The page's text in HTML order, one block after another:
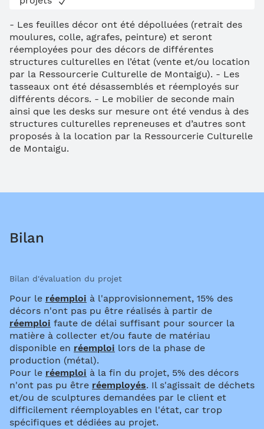
- Les feuilles décor ont été dépolluées (retrait des
moulures, colle, agrafes, peinture) et seront
réemployées pour des décors de différentes
structures culturelles en l’état (vente et/ou location
par la Ressourcerie Culturelle de Montaigu). - Les
tasseaux ont été désassemblés et réemployés sur
différents décors. - Le mobilier de seconde main
ainsi que les desks sur mesure ont été vendus à des
structures culturelles repreneuses et d’autres sont
proposés à la location par la Ressourcerie Culturelle
de Montaigu.
Bilan
Bilan d'évaluation du projet
Pour le réemploi à l'approvisionnement, 15% des
décors n'ont pas pu être réalisés à partir de
réemploi faute de délai suffisant pour sourcer la
matière à collecter et/ou faute de matériau
disponible en réemploi lors de la phase de
production (métal).
Pour le réemploi à la fin du projet, 5% des décors
n'ont pas pu être réemployés. Il s'agissait de déchets
et/ou de sculptures demandées par le client et
difficilement réemployables en l'état, car trop
spécifiques et dédiées au projet.